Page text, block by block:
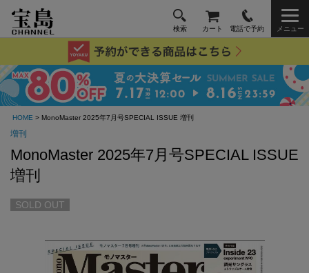
検索 カート 電話で予約 メニュー
HOME > MonoMaster 2025年7月号SPECIAL ISSUE 増刊
増刊
MonoMaster 2025年7月号SPECIAL ISSUE
増刊
SOLD OUT